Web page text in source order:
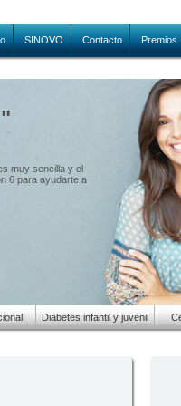
SINOVO Contacto Premios
muy sencilla y el
6 para ayudarte a
Diabetes infantil y juvenil